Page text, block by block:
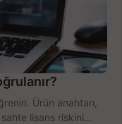
Ürün anahtarı,
lisans riskini